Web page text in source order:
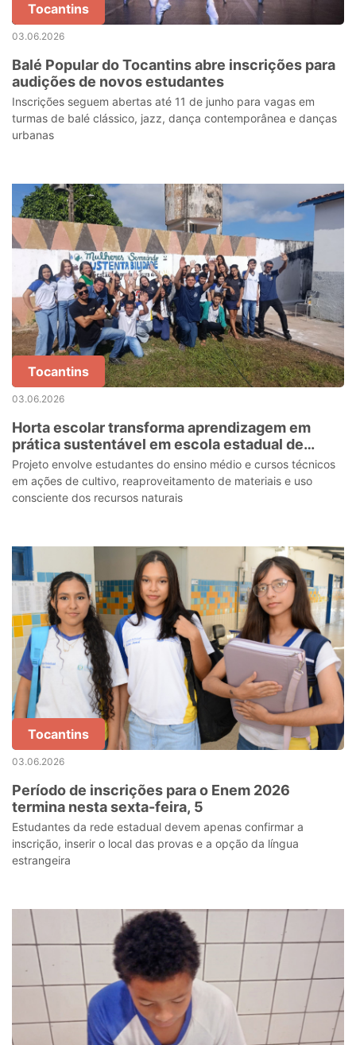
Tocantins
03.06.2026
Balé Popular do Tocantins abre inscrições para
audições de novos estudantes
Inscrições seguem abertas até 11 de junho para vagas em
turmas de balé clássico, jazz, dança contemporânea e danças
urbanas
Tocantins
03.06.2026
Horta escolar transforma aprendizagem em
prática sustentável em escola estadual de
Axixá do Tocantins
Projeto envolve estudantes do ensino médio e cursos técnicos
em ações de cultivo, reaproveitamento de materiais e uso
consciente dos recursos naturais
Tocantins
03.06.2026
Período de inscrições para o Enem 2026
termina nesta sexta-feira, 5
Estudantes da rede estadual devem apenas confirmar a
inscrição, inserir o local das provas e a opção da língua
estrangeira